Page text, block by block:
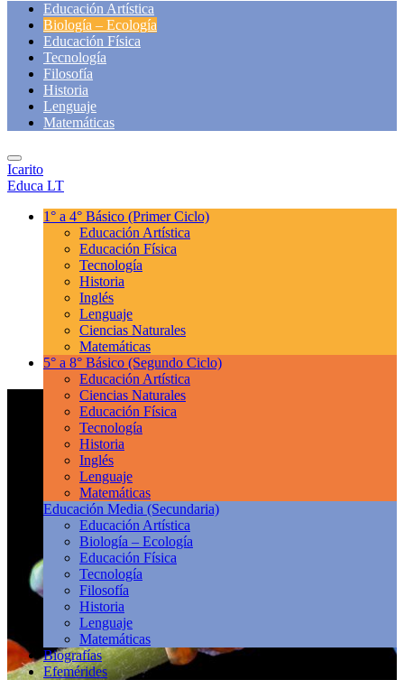
Educación Artística
Biología – Ecología
Educación Física
Tecnología
Filosofía
Historia
Lenguaje
Matemáticas
Icarito
Educa LT
1° a 4° Básico (Primer Ciclo)
Educación Artística
Educación Física
Tecnología
Historia
Inglés
Lenguaje
Ciencias Naturales
Matemáticas
5° a 8° Básico (Segundo Ciclo)
Educación Artística
Ciencias Naturales
Educación Física
Tecnología
Historia
Inglés
Lenguaje
Matemáticas
Educación Media (Secundaria)
Educación Artística
Biología – Ecología
Educación Física
Tecnología
Filosofía
Historia
Lenguaje
Matemáticas
Biografías
Efemérides